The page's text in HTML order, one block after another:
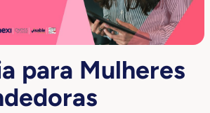
para Mulheres